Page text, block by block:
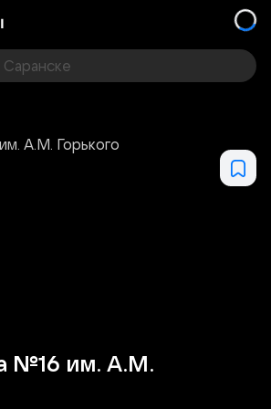
Саранске
№16 им. А.М.